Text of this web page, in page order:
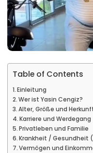
Table of Contents
Einleitung
Wer ist Yasin Cengiz?
Alter, Größe und
Karriere und Werdegang
Privatleben und Familie
Krankheit / Gesundheit
Vermögen und